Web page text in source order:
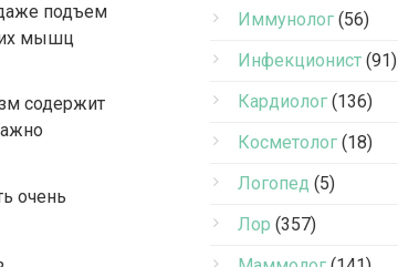
даже подъем
мышц
содержит
очень
Иммунолог (56)
Инфекционист (91)
Кардиолог (136)
Косметолог (18)
Логопед (5)
Лор (357)